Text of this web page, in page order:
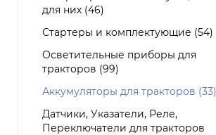
для них (46)
Стартеры и комплектующие (54)
Осветительные приборы для
тракторов (99)
Аккумуляторы для тракторов (33)
Датчики, Указатели, Реле,
Переключатели для тракторов